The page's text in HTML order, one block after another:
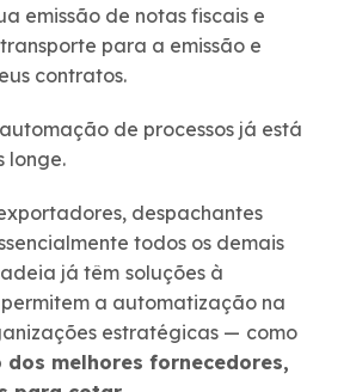
emissão de notas fiscais e
para a emissão e
contratos.
de processos já está
longe.
despachantes
todos os demais
já têm soluções à
a automatização na
estratégicas — como
melhores fornecedores,